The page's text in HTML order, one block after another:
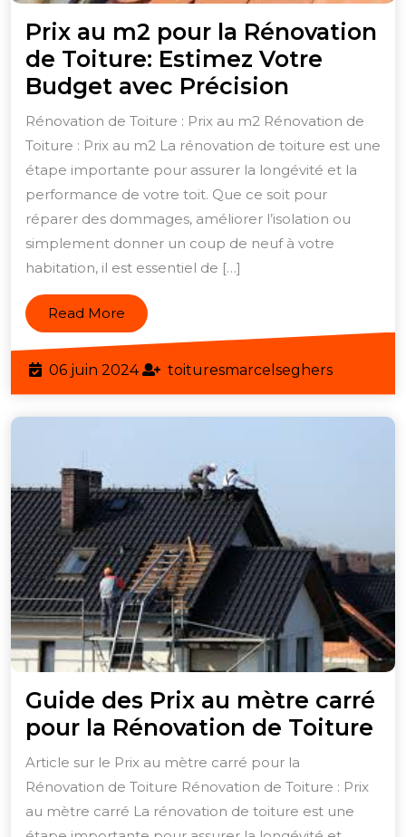
Prix au m2 pour la Rénovation
de Toiture: Estimez Votre
Budget avec Précision
au
m2
pour
la
de
Votre
Budget
avec
Précision
Rénovation de Toiture : Prix au m2 Rénovation de
Toiture : Prix au m2 La rénovation de toiture est une
étape importante pour assurer la longévité et la
performance de votre toit. Que ce soit pour
réparer des dommages, améliorer l’isolation ou
simplement donner un coup de neuf à votre
habitation, il est essentiel de […]
Read More Read
More
06 juin 202406
juin
toituresmarcelseghers
Guide des Prix au mètre carré
pour la Rénovation de Toiture
Article sur le Prix au mètre carré pour la
Rénovation de Toiture Rénovation de Toiture : Prix
au mètre carré La rénovation de toiture est une